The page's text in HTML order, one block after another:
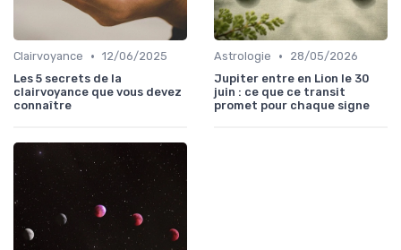
Clairvoyance • 12/06/2025
Les 5 secrets de la
clairvoyance que vous devez
connaître
Astrologie •
28/05/2026
Jupiter entre en Lion le 30
juin : ce que ce transit
promet pour chaque signe